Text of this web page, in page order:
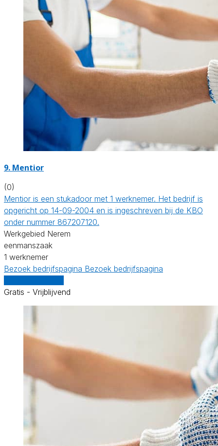
9. Mentior
(0)
Mentior is een stukadoor met 1 werknemer. Het bedrijf is
opgericht op 14-09-2004 en is ingeschreven bij de KBO
onder nummer 867207120.
Werkgebied Nerem
eenmanszaak
1 werknemer
Bezoek bedrijfspagina Bezoek bedrijfspagina
Gratis - Vrijblijvend